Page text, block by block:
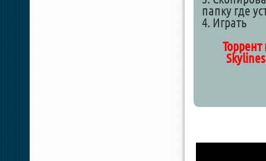
папку где
4. Играть